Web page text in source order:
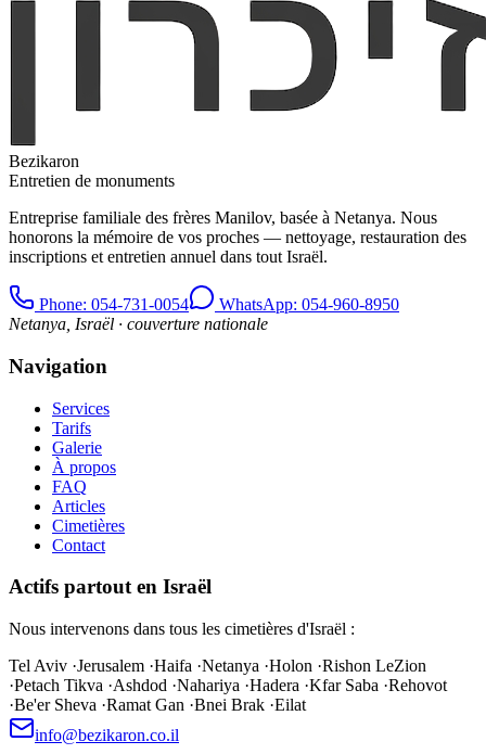
Bezikaron
Entretien de monuments
Entreprise familiale des frères Manilov, basée à Netanya. Nous
honorons la mémoire de vos proches — nettoyage, restauration des
inscriptions et entretien annuel dans tout Israël.
Phone: 054-731-0054
WhatsApp: 054-960-8950
Netanya, Israël · couverture nationale
Navigation
Services
Tarifs
Galerie
À propos
FAQ
Articles
Cimetières
Contact
Actifs partout en Israël
Nous intervenons dans tous les cimetières d'Israël :
Tel Aviv ·Jerusalem ·Haifa ·Netanya ·Holon ·Rishon LeZion
·Petach Tikva ·Ashdod ·Nahariya ·Hadera ·Kfar Saba ·Rehovot
·Be'er Sheva ·Ramat Gan ·Bnei Brak ·Eilat
info@bezikaron.co.il